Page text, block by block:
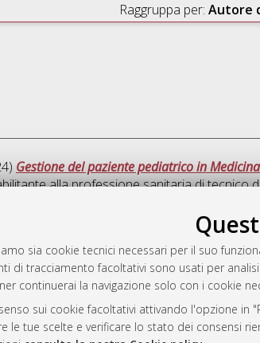
sia cookie tecnici necessari per il suo
di tracciamento facoltativi sono usati per
continuerai la navigazione solo con i cookie
sui cookie facoltativi attivando l'opzione in
le tue scelte e verificare lo stato dei consensi
Raggruppa per: Autore
Gestione del paziente pediatrico in
alla professione sanitaria di tecnico
AMS Laurea
Servizio implementato e
Impostazioni Cookie
Informativa sulla privacy